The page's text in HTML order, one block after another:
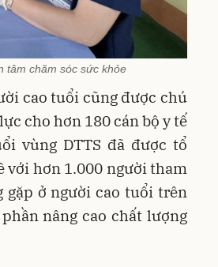
tâm chăm sóc sức khỏe
cao tuổi cũng được chú
cho hơn 180 cán bộ y tế
vùng DTTS đã được tổ
với hơn 1.000 người tham
gặp ở người cao tuổi trên
nâng cao chất lượng